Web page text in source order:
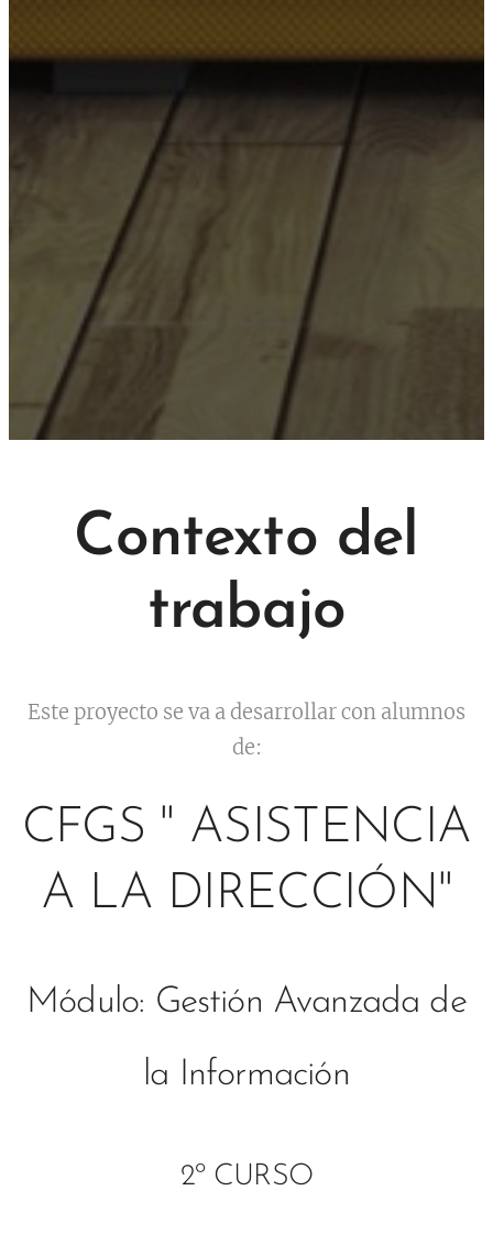
Contexto del
trabajo
Este proyecto se va a desarrollar con alumnos
de:
CFGS " ASISTENCIA
A LA DIRECCIÓN"
Módulo: Gestión Avanzada de
la Información
2º CURSO